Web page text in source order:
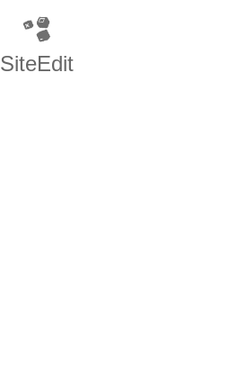
SiteEdit